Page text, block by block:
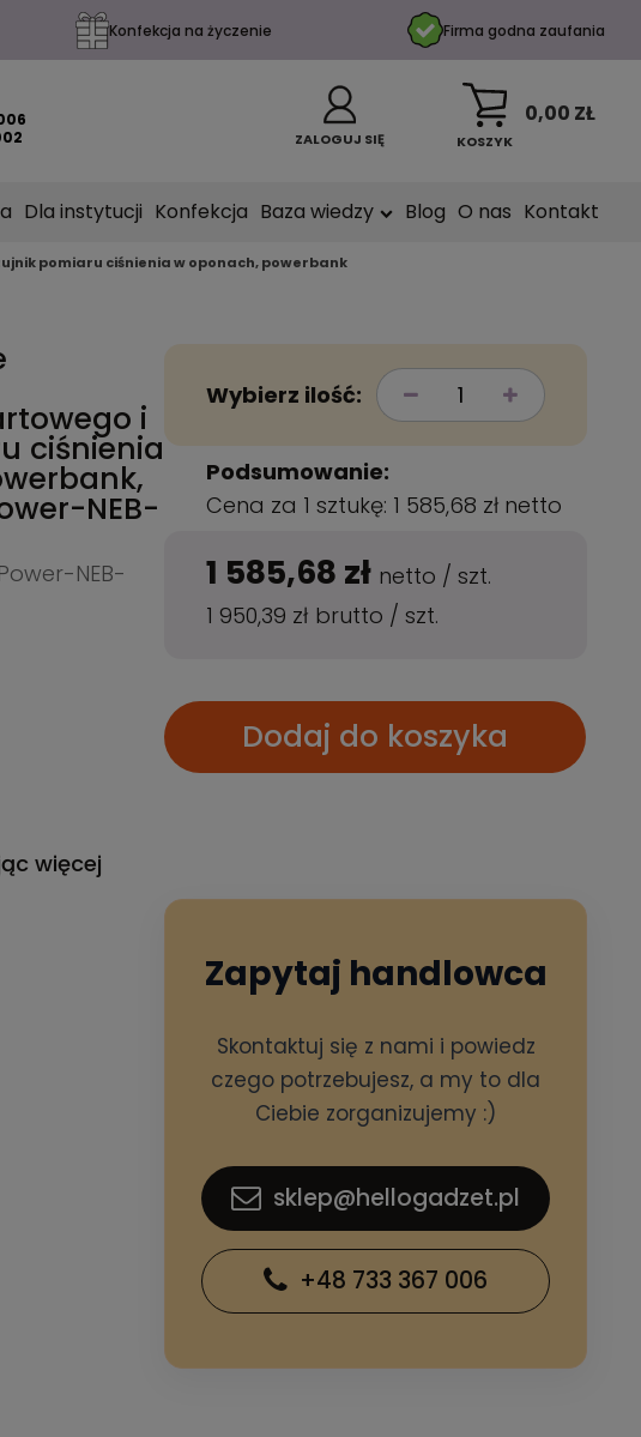
Konfekcja na życzenie Firma godna zaufania
ZALOGUJ SIĘ KOSZYK
0,00 ZŁ
Dla instytucji Konfekcja Baza wiedzy Blog O nas Kontakt
pomiaru ciśnienia w oponach, powerbank
i
ciśnienia
NEB-
NEB-
więcej
Wybierz ilość:
Podsumowanie:
Cena za 1 sztukę: 1 585,68 zł netto
1 585,68 zł netto /szt.
1 950,39 zł brutto /szt.
Dodaj do koszyka
Zapytaj handlowca
Skontaktuj się z nami i powiedz
czego potrzebujesz, a my to dla
Ciebie zorganizujemy :)
sklep@hellogadzet.pl
+48 733 367 006